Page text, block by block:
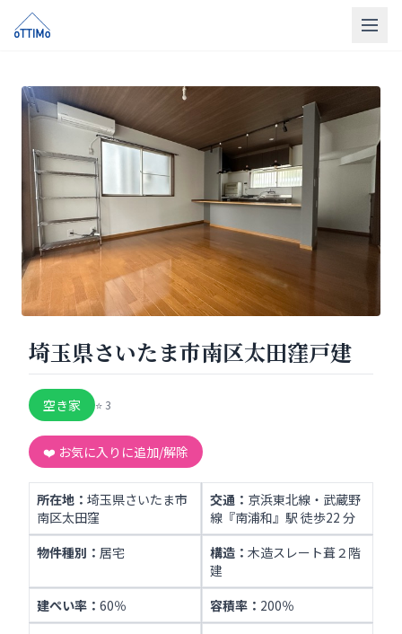
売買仲介
販売物件
買取
リフォーム
会社概要
LINE相談
無料相談
埼玉県さいたま市南区太田窪戸建
空き家 ⭐ 3
❤️ お気に入りに追加/解除
所在地： 埼玉県さいたま市
南区太田窪
交通： 京浜東北線・武蔵野
線『南浦和』駅 徒歩22 分
物件種別： 居宅 構造： 木造スレート葺２階
建
建ぺい率： 60％ 容積率： 200％